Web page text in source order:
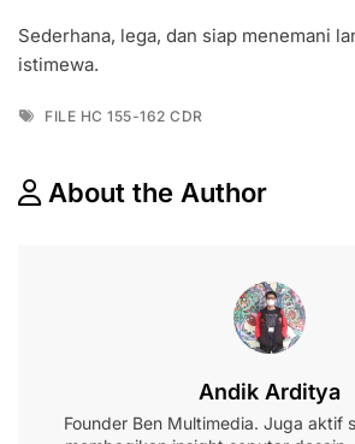
Sederhana, lega, dan siap menemani
istimewa.
Tags
FILE HC 155-162 CDR
About the Author
Andik Arditya
Founder Ben Multimedia. Juga aktif